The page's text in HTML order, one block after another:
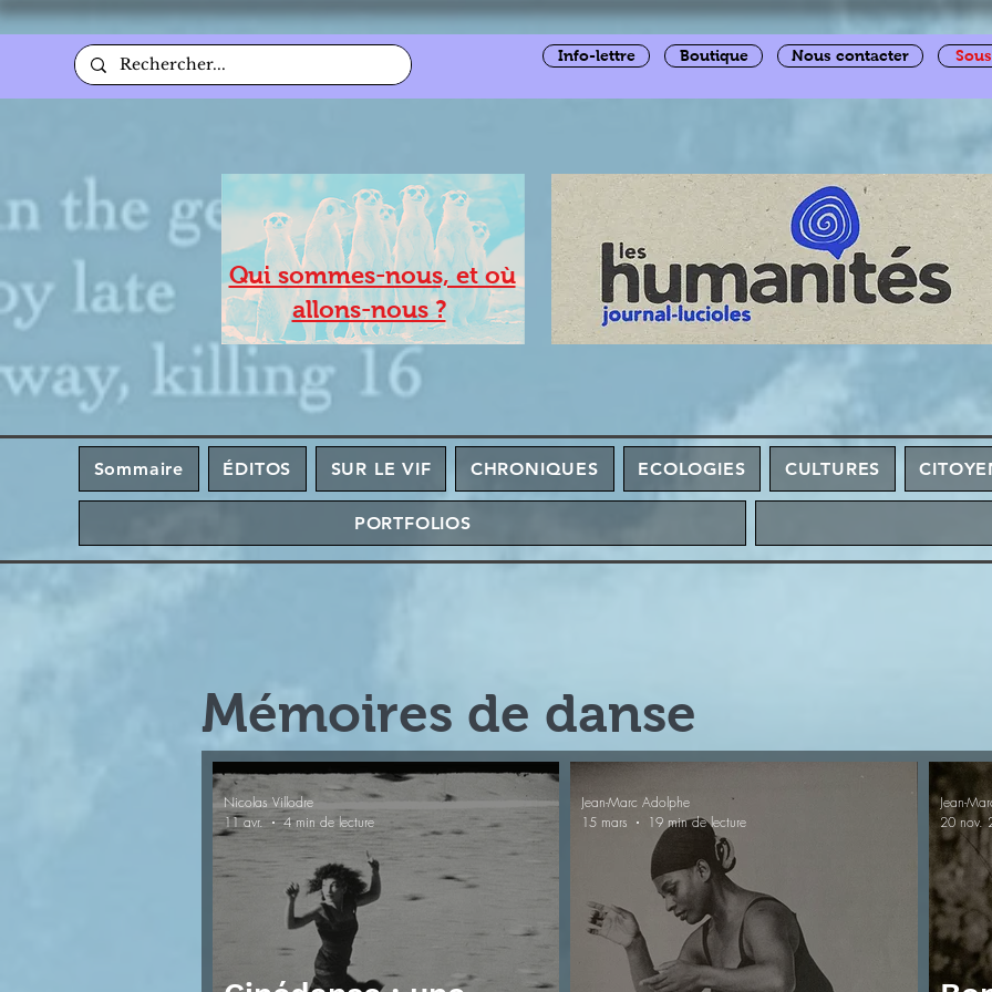
Info-lettre Boutique Nous contacter
Qui sommes-nous, et où
allons-nous ?
Sommaire ÉDITOS SUR LE VIF CHRONIQUES ECOLOGIES CULTURES
PORTFOLIOS
Mémoires de danse
Nicolas Villodre
11 avr.
4 min de lecture
Jean-Marc Adolphe
15 mars
19 min de lecture
Jean-
20 nov.